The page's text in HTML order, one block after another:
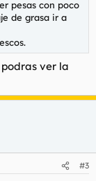
pesas con poco
de grasa ir a
ver la
#3